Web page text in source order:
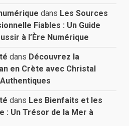
dans Les Sources
Fiables : Un Guide
à l’Ère Numérique
dans Découvrez la
en Crète avec Christal
dans Les Bienfaits et les
: Un Trésor de la Mer à